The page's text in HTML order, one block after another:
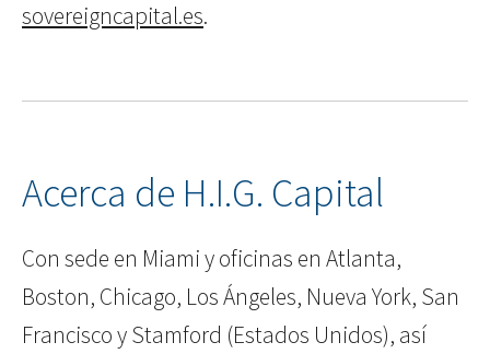
sovereigncapital.es.
Acerca de H.I.G. Capital
Con sede en Miami y oficinas en Atlanta,
Boston, Chicago, Los Ángeles, Nueva York, San
Francisco y Stamford (Estados Unidos), así